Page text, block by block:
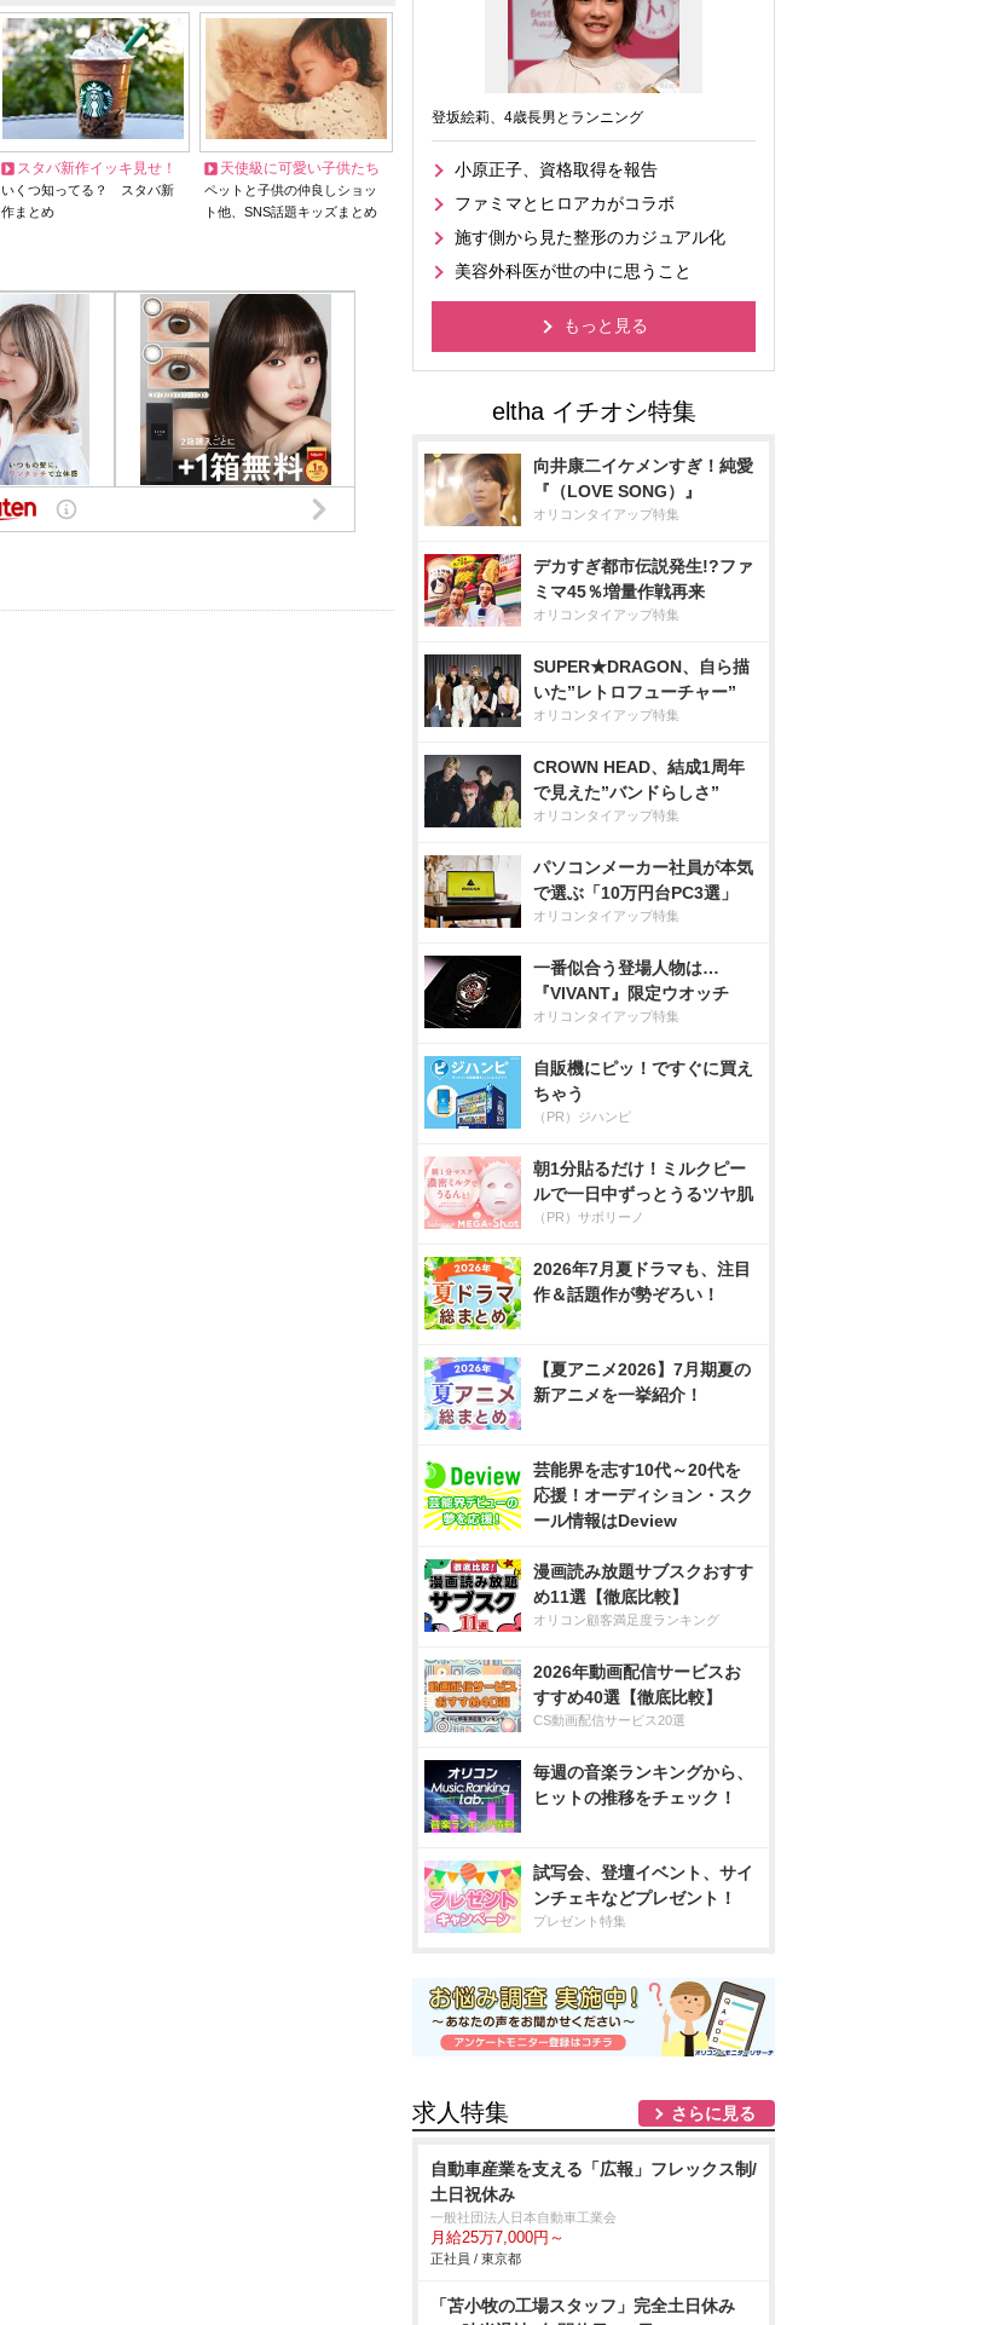
スタバ新作イッキ見せ！
いくつ知ってる？ スタバ新
作まとめ
天使級に可愛い子供たち
ペットと子供の仲良しショッ
ト他、SNS話題キッズまとめ
登坂絵莉、4歳長男とランニング
小原正子、資格取得を報告
ファミマとヒロアカがコラボ
施す側から見た整形のカジュアル化
美容外科医が世の中に思うこと
もっと見る
向井康二イケメンすぎ！純愛
『（LOVE SONG）』
オリコンタイアップ特集
デカすぎ都市伝説発生!?ファ
ミマ45％増量作戦再来
オリコンタイアップ特集
SUPER★DRAGON、自ら描
いた”レトロフューチャー”
オリコンタイアップ特集
CROWN HEAD、結成1周年
で見えた”バンドらしさ”
オリコンタイアップ特集
パソコンメーカー社員が本気
で選ぶ「10万円台PC3選」
オリコンタイアップ特集
一番似合う登場人物は…
『VIVANT』限定ウオッチ
オリコンタイアップ特集
自販機にピッ！ですぐに買え
ちゃう
（PR）ジハンピ
朝1分貼るだけ！ミルクピー
ルで一日中ずっとうるツヤ肌
（PR）サボリーノ
2026年7月夏ドラマも、注目
作＆話題作が勢ぞろい！
【夏アニメ2026】7月期夏の
新アニメを一挙紹介！
芸能界を志す10代～20代を
応援！オーディション・スク
ール情報はDeview
漫画読み放題サブスクおすす
め11選【徹底比較】
オリコン顧客満足度ランキング
2026年動画配信サービスお
すすめ40選【徹底比較】
CS動画配信サービス20選
毎週の音楽ランキングから、
ヒットの推移をチェック！
試写会、登壇イベント、サイ
ンチェキなどプレゼント！
プレゼント特集
求人特集 さらに見る
自動車産業を支える「広報」フレックス制/
土日祝休み
一般社団法人日本自動車工業会
月給25万7,000円～
正社員 / 東京都
「苫小牧の工場スタッフ」完全土日休み